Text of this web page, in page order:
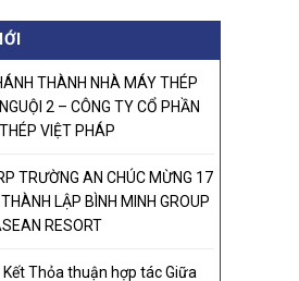
was:
is:
THÀNH NHÀ MÁY THÉP
2 – CÔNG TY CỔ PHẦN
VIỆT PHÁP
TRƯỜNG AN CHÚC MỪNG 17
LẬP BÌNH MINH GROUP
RESORT
Kết Thỏa thuận hợp tác Giữa